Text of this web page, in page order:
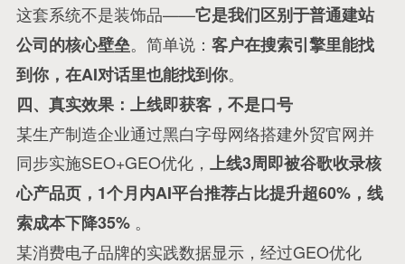
这套系统不是装饰品——它是我们区别于普通建站
公司的核心壁垒。简单说： 客户在搜索引擎里能找
到你，在AI对话里也能找到你。
四、真实效果：上线即获客，不是口号
某生产制造企业通过黑白字母网络搭建外贸官网并
同步实施SEO+GEO优化， 上线3周即被谷歌收录核
心产品页，1个月内AI平台推荐占比提升超60%，线
索成本下降35%。
某消费电子品牌的实践数据显示，经过GEO优化